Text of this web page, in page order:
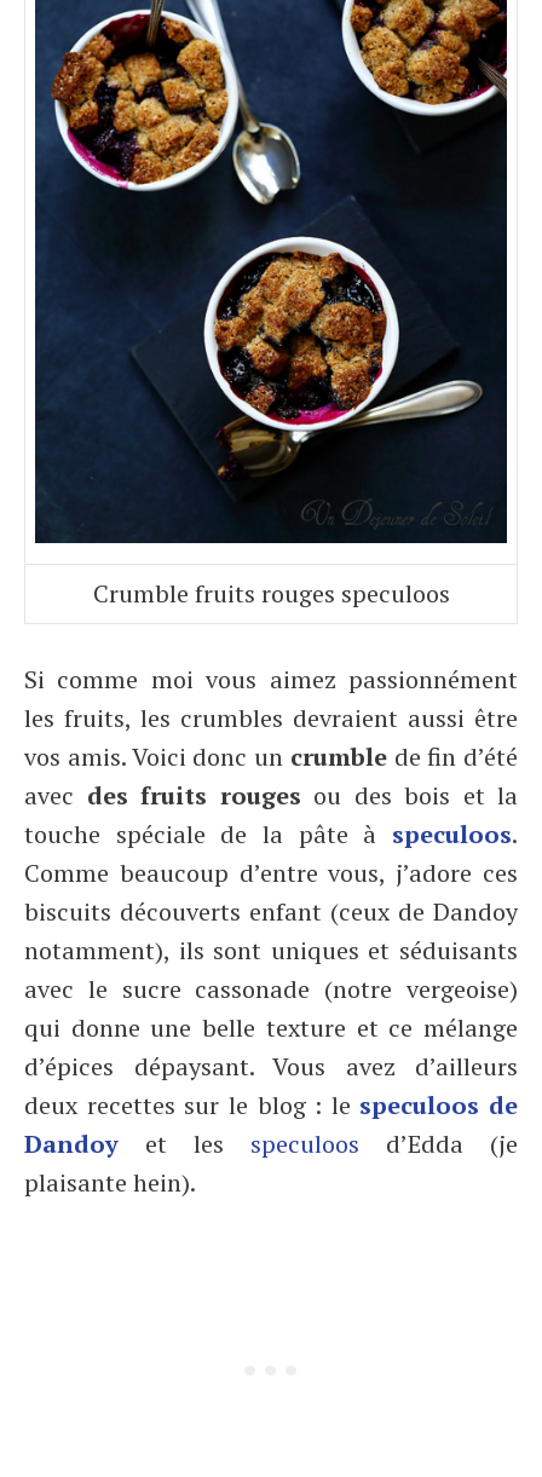
Crumble fruits rouges speculoos
Si comme moi vous aimez passionnément
les fruits, les crumbles devraient aussi être
vos amis. Voici donc un crumble de fin d’été
avec des fruits rouges ou des bois et la
touche spéciale de la pâte à speculoos.
Comme beaucoup d’entre vous, j’adore ces
biscuits découverts enfant (ceux de Dandoy
notamment), ils sont uniques et séduisants
avec le sucre cassonade (notre vergeoise)
qui donne une belle texture et ce mélange
d’épices dépaysant. Vous avez d’ailleurs
deux recettes sur le blog : le speculoos de
Dandoy et les speculoos d’Edda (je
plaisante hein).